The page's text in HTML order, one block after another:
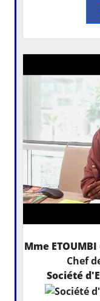
Mme
Chef
Société